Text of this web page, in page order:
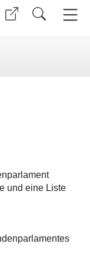
und eine Liste